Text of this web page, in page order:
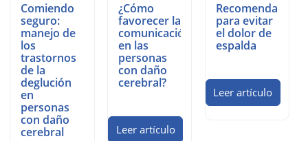
Comiendo
seguro:
manejo de
los
trastornos
de la
deglución
en
personas
con daño
cerebral
¿Cómo
favorecer la
comunicación
en las
personas
con daño
cerebral?
Leer artículo
para evitar
el dolor de
espalda
Leer artículo